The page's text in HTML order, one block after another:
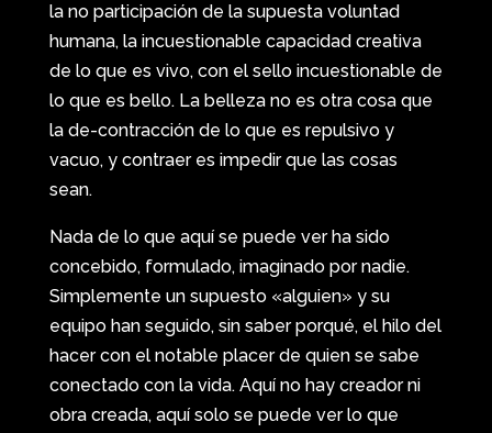
la no participación de la supuesta voluntad
humana, la incuestionable capacidad creativa
de lo que es vivo, con el sello incuestionable de
lo que es bello. La belleza no es otra cosa que
la de-contracción de lo que es repulsivo y
vacuo, y contraer es impedir que las cosas
sean.
Nada de lo que aquí se puede ver ha sido
concebido, formulado, imaginado por nadie.
Simplemente un supuesto «alguien» y su
equipo han seguido, sin saber porqué, el hilo del
hacer con el notable placer de quien se sabe
conectado con la vida. Aquí no hay creador ni
obra creada, aquí solo se puede ver lo que